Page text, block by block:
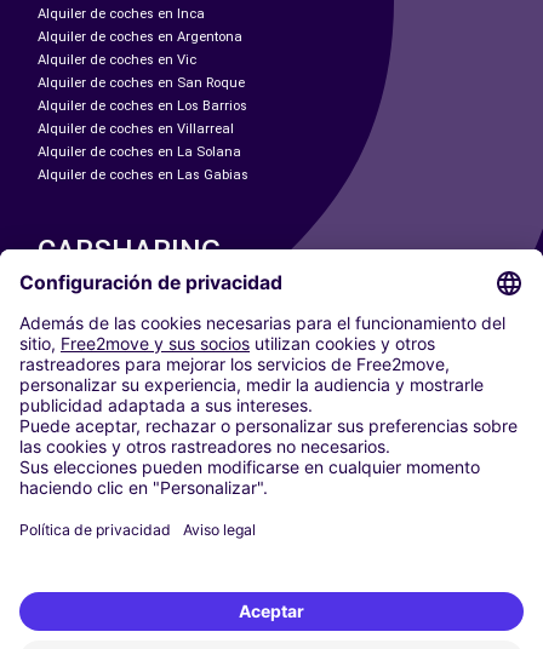
Alquiler de coches en Inca
Alquiler de coches en Argentona
Alquiler de coches en Vic
Alquiler de coches en San Roque
Alquiler de coches en Los Barrios
Alquiler de coches en Villarreal
Alquiler de coches en La Solana
Alquiler de coches en Las Gabias
CARSHARING
NUESTRAS CIUDADES
Paris
Madrid
Washington DC
Milán
Roma
Turín
Viena
Berlín
Düsseldorf